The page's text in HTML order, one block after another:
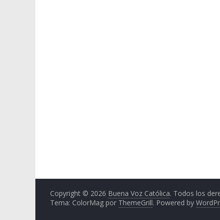
Copyright © 2026 Buena Voz Católica. Todos los
Tema: ColorMag por ThemeGrill. Powered by